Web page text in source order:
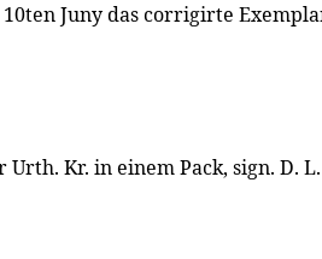
Juny das corrigirte
Kr. in einem Pack, sign. D.